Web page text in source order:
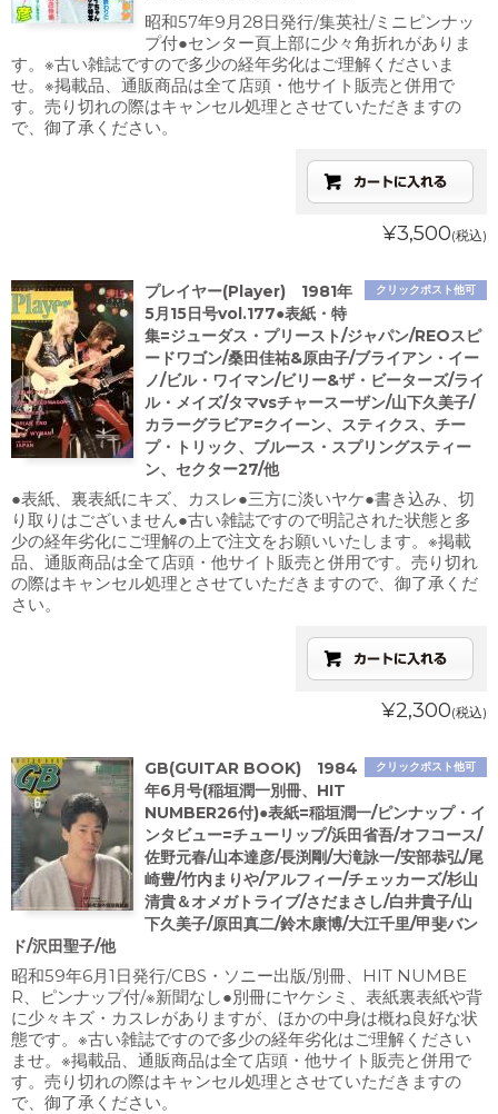
昭和57年9月28日発行/集英社/ミニピンナッ
プ付●センター頁上部に少々角折れがありま
す。※古い雑誌ですので多少の経年劣化はご理解くださいま
せ。※掲載品、通販商品は全て店頭・他サイト販売と併用で
す。売り切れの際はキャンセル処理とさせていただきますの
で、御了承ください。
¥3,500(税込)
クリックポスト他可
プレイヤー(Player) 1981年
5月15日号vol.177●表紙・特
集=ジューダス・プリースト/ジャパン/REOスピ
ードワゴン/桑田佳祐&原由子/ブライアン・イー
ノ/ビル・ワイマン/ビリー&ザ・ビーターズ/ライ
ル・メイズ/タマvsチャースーザン/山下久美子/
カラーグラビア=クイーン、スティクス、チー
プ・トリック、ブルース・スプリングスティー
ン、セクター27/他
●表紙、裏表紙にキズ、カスレ●三方に淡いヤケ●書き込み、切
り取りはございません●古い雑誌ですので明記された状態と多
少の経年劣化にご理解の上で注文をお願いいたします。※掲載
品、通販商品は全て店頭・他サイト販売と併用です。売り切れ
の際はキャンセル処理とさせていただきますので、御了承くだ
さい。
¥2,300(税込)
クリックポスト他可
GB(GUITAR BOOK) 1984
年6月号(稲垣潤一別冊、HIT
NUMBER26付)●表紙=稲垣潤一/ピンナップ・イ
ンタビュー=チューリップ/浜田省吾/オフコース/
佐野元春/山本達彦/長渕剛/大滝詠一/安部恭弘/尾
崎豊/竹内まりや/アルフィー/チェッカーズ/杉山
清貴＆オメガトライブ/さだまさし/白井貴子/山
下久美子/原田真二/鈴木康博/大江千里/甲斐バン
ド/沢田聖子/他
昭和59年6月1日発行/CBS・ソニー出版/別冊、HIT NUMBE
R、ピンナップ付/※新聞なし●別冊にヤケシミ、表紙裏表紙や背
に少々キズ・カスレがありますが、ほかの中身は概ね良好な状
態です。※古い雑誌ですので多少の経年劣化はご理解ください
ませ。※掲載品、通販商品は全て店頭・他サイト販売と併用で
す。売り切れの際はキャンセル処理とさせていただきますの
で、御了承ください。